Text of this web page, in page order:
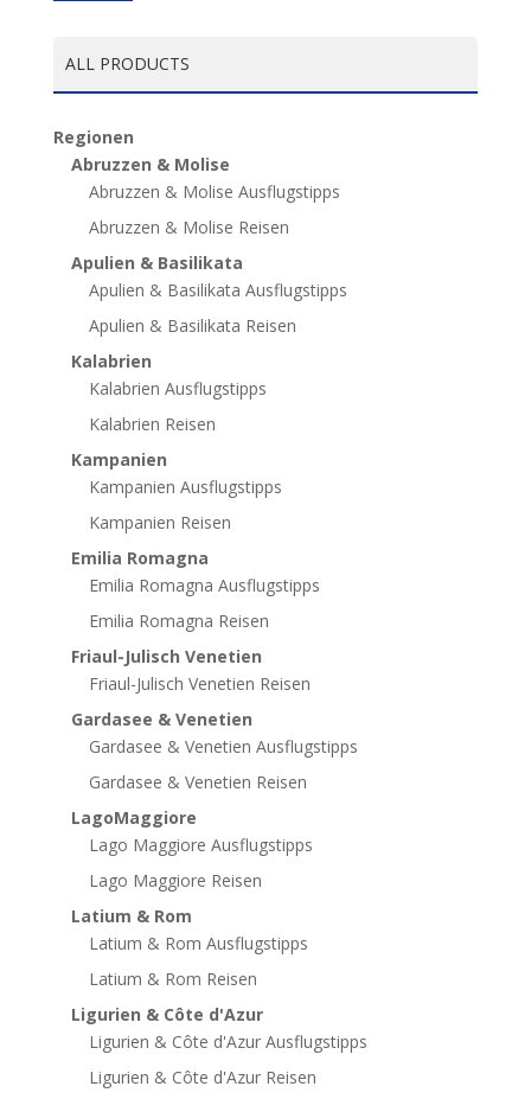
ALL PRODUCTS
Regionen
Abruzzen & Molise
Abruzzen & Molise Ausflugstipps
Abruzzen & Molise Reisen
Apulien & Basilikata
Apulien & Basilikata Ausflugstipps
Apulien & Basilikata Reisen
Kalabrien
Kalabrien Ausflugstipps
Kalabrien Reisen
Kampanien
Kampanien Ausflugstipps
Kampanien Reisen
Emilia Romagna
Emilia Romagna Ausflugstipps
Emilia Romagna Reisen
Friaul-Julisch Venetien
Friaul-Julisch Venetien Reisen
Gardasee & Venetien
Gardasee & Venetien Ausflugstipps
Gardasee & Venetien Reisen
LagoMaggiore
Lago Maggiore Ausflugstipps
Lago Maggiore Reisen
Latium & Rom
Latium & Rom Ausflugstipps
Latium & Rom Reisen
Ligurien & Côte d'Azur
Ligurien & Côte d'Azur Ausflugstipps
Ligurien & Côte d'Azur Reisen